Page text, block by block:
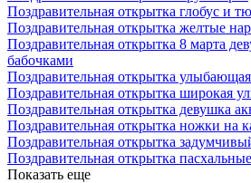
Поздравительная открытка глобус и
Поздравительная открытка желтые
Поздравительная открытка 8 марта
бабочками
Поздравительная открытка
Поздравительная открытка широкая
Поздравительная открытка девушка
Поздравительная открытка ножки на
Поздравительная открытка
Поздравительная открытка
Показать еще